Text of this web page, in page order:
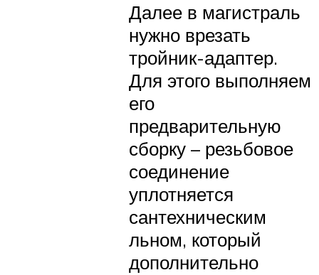
Далее в магистраль
нужно врезать
тройник-адаптер.
Для этого выполняем
его
предварительную
сборку – резьбовое
соединение
уплотняется
сантехническим
льном, который
дополнительно